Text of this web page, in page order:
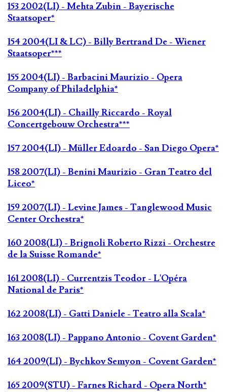
153 2002(LI) - Mehta Zubin - Bayerische
Staatsoper*
154 2004(LI & LC) - Billy Bertrand De - Wiener
Staatsoper***
155 2004(LI) - Barbacini Maurizio - Opera
Company of Philadelphia*
156 2004(LI) - Chailly Riccardo - Royal
Concertgebouw Orchestra***
157 2004(LI) - Müller Edoardo - San Diego Opera*
158 2007(LI) - Benini Maurizio - Gran Teatro del
Liceo*
159 2007(LI) - Levine James - Tanglewood Music
Center Orchestra*
160 2008(LI) - Brignoli Roberto Rizzi - Orchestre
de la Suisse Romande*
161 2008(LI) - Currentzis Teodor - L'Opéra
National de Paris*
162 2008(LI) - Gatti Daniele - Teatro alla Scala*
163 2008(LI) - Pappano Antonio - Covent Garden*
164 2009(LI) - Bychkov Semyon - Covent Garden*
165 2009(STU) - Farnes Richard - Opera North*